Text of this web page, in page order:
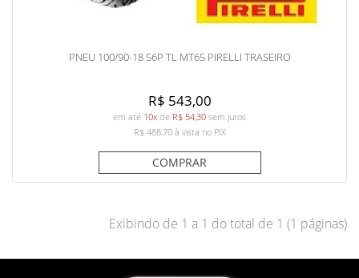
PNEU 100/90-18 56P TL MT65 PIRELLI TRASEIRO
R$ 543,00
em até 10x de R$ 54,30 sem juros
R$ 488,70à vista no PIX
COMPRAR
Exibindo de 1 a 1 do total de 1 (1 páginas)